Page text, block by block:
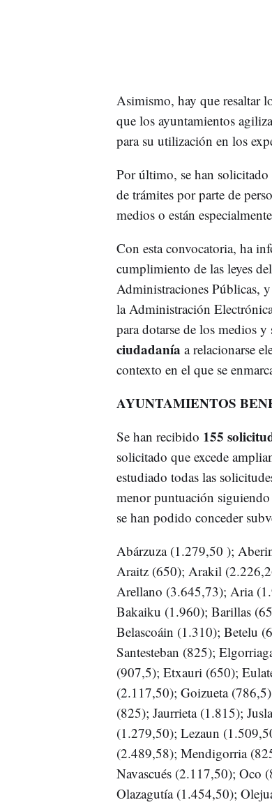
Asimismo, hay que resaltar
que los ayuntamientos
para su utilización en los
Por último, se han solicitado
de trámites por parte de
medios o están
Con esta convocatoria, ha
cumplimiento de las leyes
Administraciones Públicas,
la Administración
para dotarse de los medios
ciudadanía a relacionarse
contexto en el que se
AYUNTAMIENTOS
Se han recibido 155
solicitado que excede
estudiado todas las
menor puntuación
se han podido conceder
Abárzuza (1.279,50 );
Araitz (650); Arakil
Arellano (3.645,73); Aria
Bakaiku (1.960); Barillas
Belascoáin (1.310); Betelu
Santesteban (825);
(907,5); Etxauri (650);
(2.117,50); Goizueta
(825); Jaurrieta (1.815);
(1.279,50); Lezaun
(2.489,58); Mendigorria
Navascués (2.117,50); Oco
Olazagutía (1.454,50);